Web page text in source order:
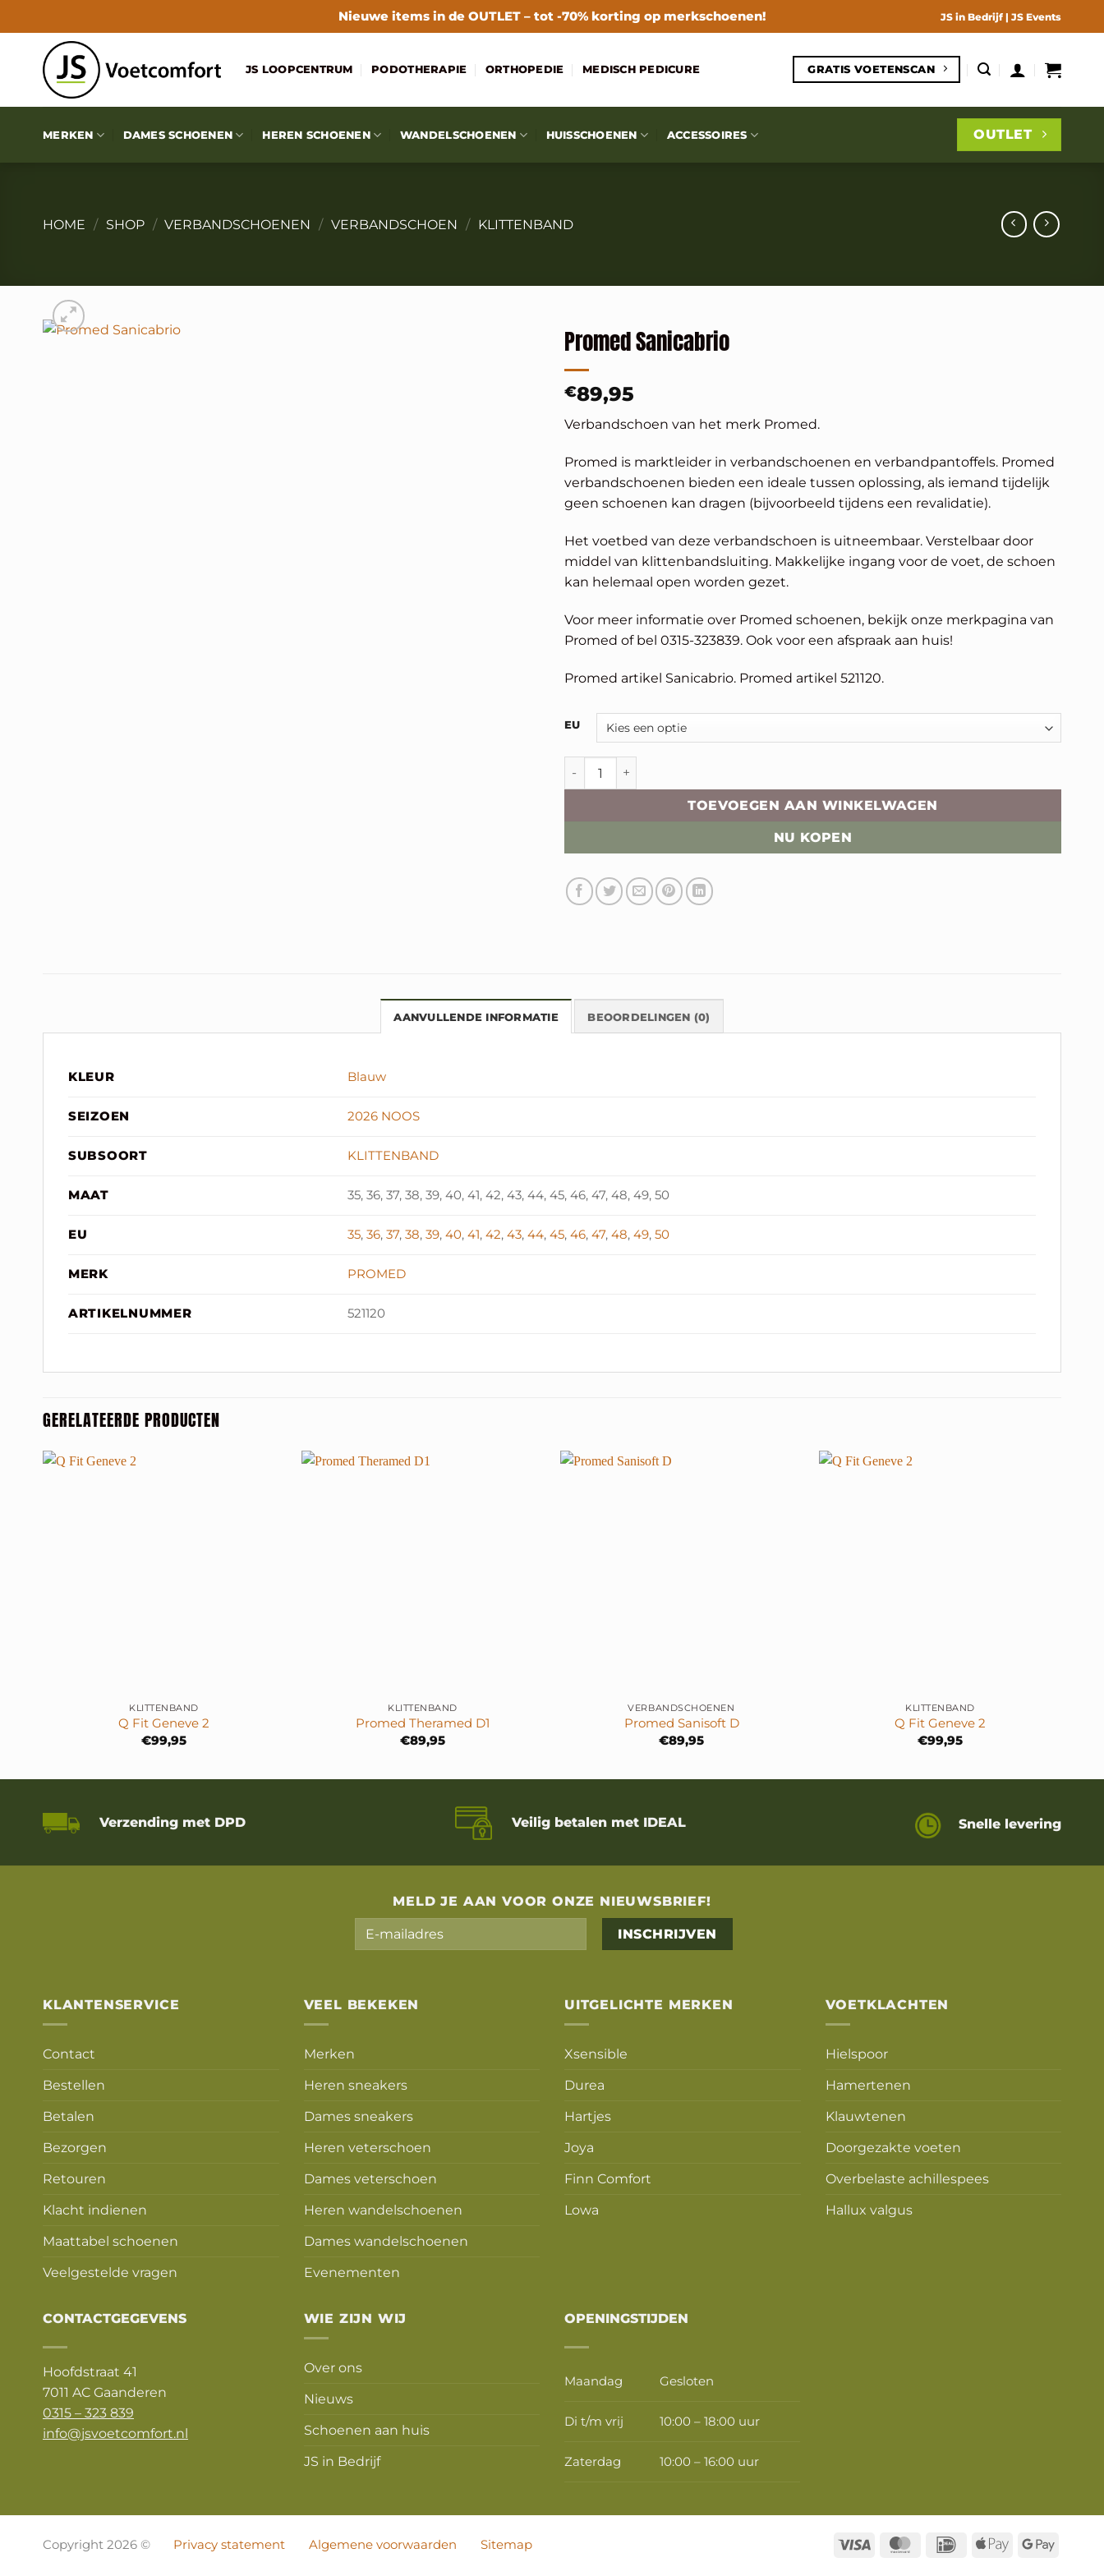
naar
Nieuwe items in de OUTLET– tot -70% korting op merkschoenen! JS in Bedrijf | JS Events
JS LOOPCENTRUM PODOTHERAPIE ORTHOPEDIE MEDISCH PEDICURE GRATIS VOETENSCAN
MERKEN DAMES SCHOENEN HEREN SCHOENEN WANDELSCHOENEN HUISSCHOENEN ACCESSOIRES OUTLET
HOME / SHOP / VERBANDSCHOENEN / VERBANDSCHOEN / KLITTENBAND
Promed Sanicabrio
€89,95
Verbandschoen van het merk Promed.
Promed is marktleider in verbandschoenen en verbandpantoffels. Promed
verbandschoenen bieden een ideale tussen oplossing, als iemand tijdelijk
geen schoenen kan dragen (bijvoorbeeld tijdens een revalidatie).
Het voetbed van deze verbandschoen is uitneembaar. Verstelbaar door
middel van klittenbandsluiting. Makkelijke ingang voor de voet, de schoen
kan helemaal open worden gezet.
Voor meer informatie over Promed schoenen, bekijk onze merkpagina van
Promed of bel 0315-323839. Ook voor een afspraak aan huis!
Promed artikel Sanicabrio. Promed artikel 521120.
EU
TOEVOEGEN AAN WINKELWAGEN
NU KOPEN
Alternative:
AANVULLENDE INFORMATIE BEOORDELINGEN (0)
KLEUR Blauw
SEIZOEN 2026 NOOS
SUBSOORT KLITTENBAND
MAAT 35, 36, 37, 38, 39, 40, 41, 42, 43, 44, 45, 46, 47, 48, 49, 50
EU 35,36,37,38,39,40,41,42,43,44,45,46,47,48,49,50
MERK PROMED
ARTIKELNUMMER 521120
GERELATEERDE PRODUCTEN
KLITTENBAND
Q Fit Geneve 2
€99,95
KLITTENBAND
Promed Theramed D1
€89,95
VERBANDSCHOENEN
Promed Sanisoft D
€89,95
KLITTENBAND
Q Fit Geneve 2
€99,95
Verzending met DPD Veilig betalen met IDEAL Snelle levering
MELD JE AAN VOOR ONZE NIEUWSBRIEF!
KLANTENSERVICE
Contact
Bestellen
Betalen
Bezorgen
Retouren
Klacht indienen
Maattabel schoenen
Veelgestelde vragen
VEEL BEKEKEN
Merken
Heren sneakers
Dames sneakers
Heren veterschoen
Dames veterschoen
Heren wandelschoenen
Dames wandelschoenen
Evenementen
UITGELICHTE MERKEN
Xsensible
Durea
Hartjes
Joya
Finn Comfort
Lowa
VOETKLACHTEN
Hielspoor
Hamertenen
Klauwtenen
Doorgezakte voeten
Overbelaste achillespees
Hallux valgus
CONTACTGEGEVENS
Hoofdstraat 41
7011 AC Gaanderen
0315 – 323 839
info@jsvoetcomfort.nl
WIE ZIJN WIJ
Over ons
Nieuws
Schoenen aan huis
JS in Bedrijf
OPENINGSTIJDEN
Maandag Gesloten
Di t/m vrij 10:00 – 18:00 uur
Zaterdag 10:00 – 16:00 uur
Visa MasterCard
IDeal
Apple
Google
Copyright 2026 © Privacy statement Algemene voorwaarden Sitemap